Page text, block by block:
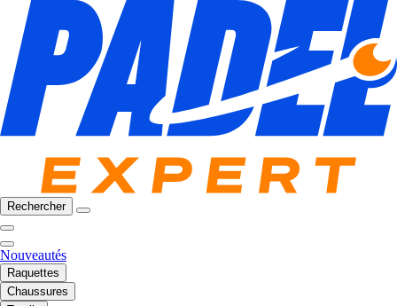
Rechercher
Nouveautés
Raquettes
Chaussures